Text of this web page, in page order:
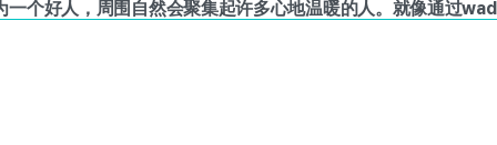
一个好人，周围自然会聚集起许多心地温暖的人。就像通过